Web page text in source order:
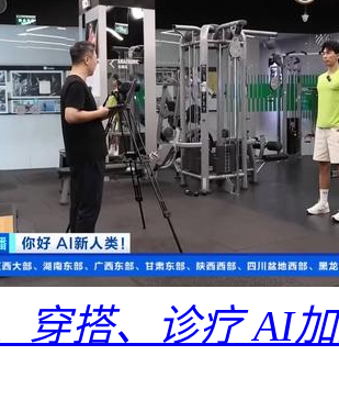
穿搭、诊疗 AI